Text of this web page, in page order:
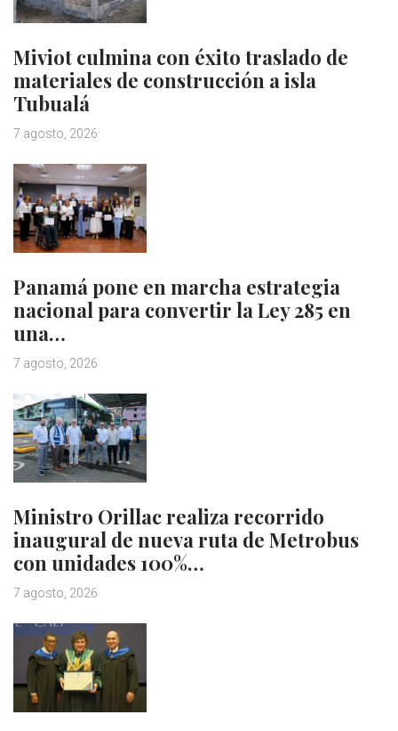
Miviot culmina con éxito traslado de
materiales de construcción a isla
Tubualá
7 agosto, 2026
Panamá pone en marcha estrategia
nacional para convertir la Ley 285 en
una…
7 agosto, 2026
Ministro Orillac realiza recorrido
inaugural de nueva ruta de Metrobus
con unidades 100%…
7 agosto, 2026